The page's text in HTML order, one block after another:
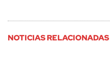
NOTICIAS RELACIONADAS